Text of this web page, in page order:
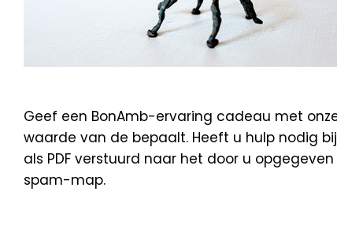
Geef een BonAmb-ervaring cadeau met
waarde van de bepaalt. Heeft u hulp nodig
als PDF verstuurd naar het door u
spam-map.